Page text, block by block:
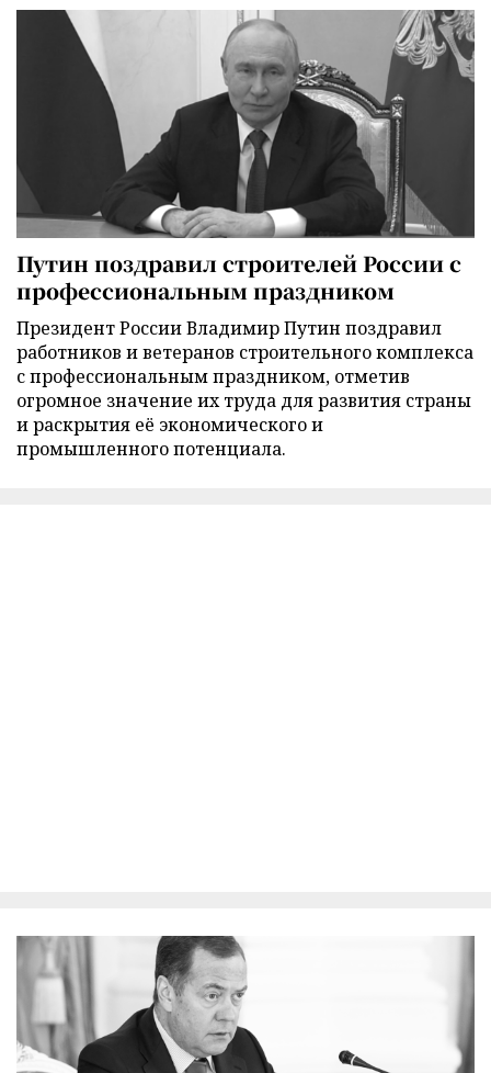
Путин поздравил строителей России с
профессиональным праздником
Президент России Владимир Путин поздравил
работников и ветеранов строительного комплекса
с профессиональным праздником, отметив
огромное значение их труда для развития страны
и раскрытия её экономического и
промышленного потенциала.